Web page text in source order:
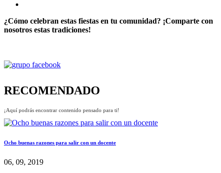
¿Cómo celebran estas fiestas en tu comunidad? ¡Comparte con
nosotros estas tradiciones!
RECOMENDADO
¡Aquí podrás encontrar contenido pensado para ti!
Ocho buenas razones para salir con un docente
06, 09, 2019